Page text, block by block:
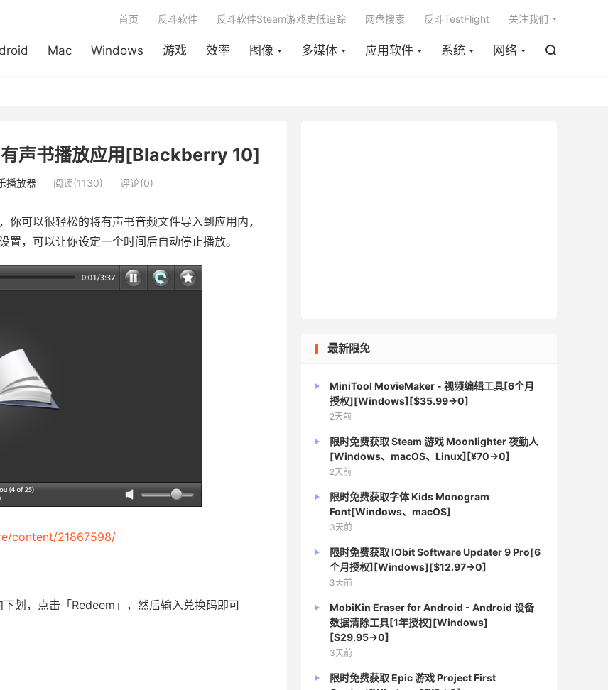
Mac Windows 游戏 效率 图像 多媒体 应用软件 系统 网络 
首页 反斗软件 反斗软件Steam游戏史低追踪 网盘搜索 反斗TestFlight 关注我们
声书播放应用[Blackberry 10]
播放器 阅读(1130) 评论(0)
你可以很轻松的将有声书音频文件导入到应用内，
，可以让你设定一个时间后自动停止播放。
content/21867598/
划，点击「Redeem」，然后输入兑换码即可
最新限免
MiniTool MovieMaker - 视频编辑工具[6个月
授权][Windows][$35.99→0]
2天前
限时免费获取 Steam 游戏 Moonlighter 夜勤人
[Windows、macOS、Linux][¥70→0]
2天前
限时免费获取字体 Kids Monogram
Font[Windows、macOS]
3天前
限时免费获取 IObit Software Updater 9 Pro[6
个月授权][Windows][$12.97→0]
3天前
MobiKin Eraser for Android - Android 设备
数据清除工具[1年授权][Windows]
[$29.95→0]
3天前
限时免费获取 Epic 游戏 Project First